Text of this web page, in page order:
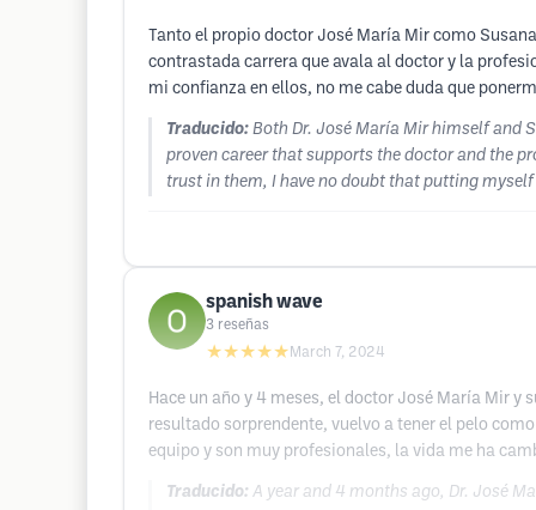
Tanto el propio doctor José María Mir como
contrastada carrera que avala al doctor y la
mi confianza en ellos, no me cabe duda que
Traducido: Both Dr. José María Mir himself and
proven career that supports the doctor and the
trust in them, I have no doubt that putting
spanish wave
3 reseñas
★★★★★ March 7, 2024
Hace un año y 4 meses, el doctor José María Mir y
resultado sorprendente, vuelvo a tener el pelo
equipo y son muy profesionales, la vida me ha
Traducido: A year and 4 months ago, Dr. José